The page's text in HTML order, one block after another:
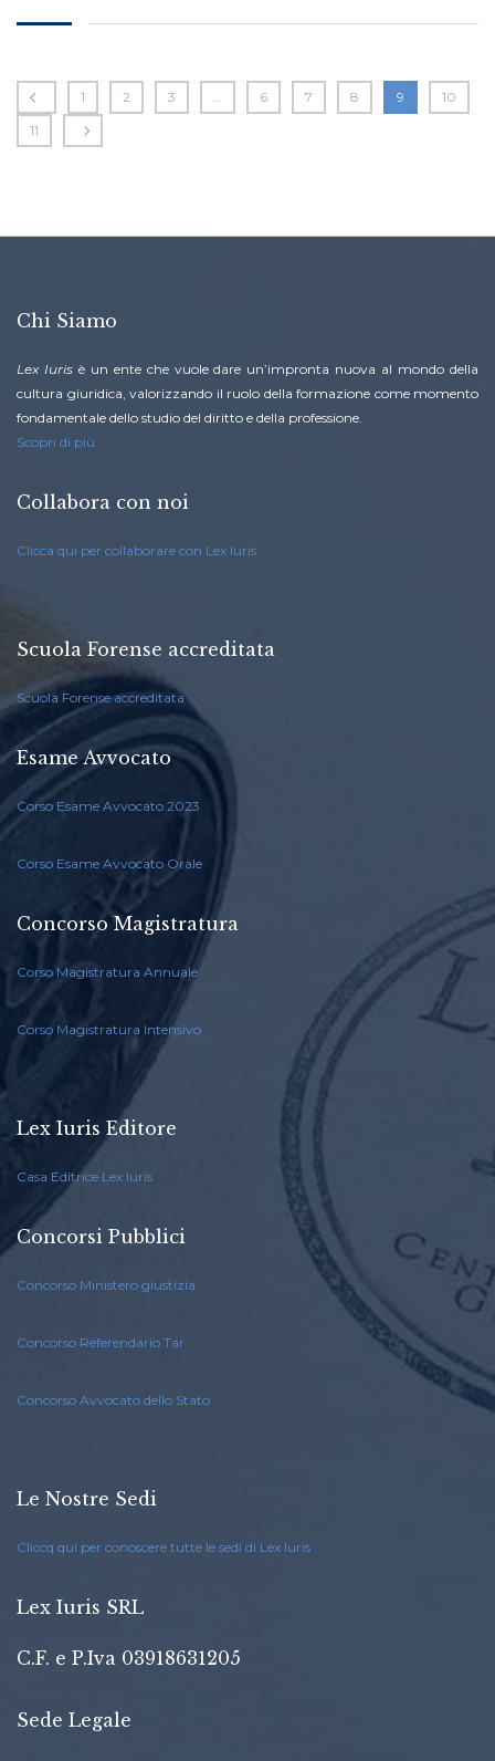
1 2 3 … 6 7 8 9
10
11
Chi Siamo
Lex Iurisè un ente che vuole dare un’impronta nuova al mondo della
cultura giuridica, valorizzando il ruolo della formazione come momento
fondamentale dello studio del diritto e della professione.
Scopri di più
Collabora con noi
Clicca qui per collaborare con Lex Iuris
Scuola Forense accreditata
Scuola Forense accreditata
Esame Avvocato
Corso Esame Avvocato 2023
Corso Esame Avvocato Orale
Concorso Magistratura
Corso Magistratura Annuale
Corso Magistratura Intensivo
Lex Iuris Editore
Casa Editrice Lex Iuris
Concorsi Pubblici
Concorso Ministero giustizia
Concorso Referendario Tar
Concorso Avvocato dello Stato
Le Nostre Sedi
Cliccq qui per conoscere tutte le sedi di Lex Iuris
Lex Iuris SRL
C.F. e P.Iva 03918631205
Sede Legale